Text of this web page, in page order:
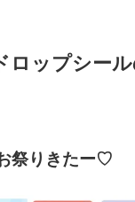
ップシー
祭りきたー♡